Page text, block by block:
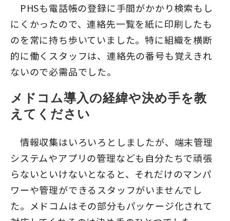
PHSも電話帳の登録に手間がかかり検索もし
にくかったので、連絡先一覧を紙に印刷したも
のを常に持ち歩いていました。特に組織を横断
的に働くスタッフは、連絡先の番号も覚えきれ
ないので必需品でした。
メドコム導入の経緯や決め手を教
えてください
情報収集はいろいろとしましたが、端末管理
システムやアプリの管理なども自分たちで頑張
らないといけないとなると、それだけのマンパ
ワーや管理ができるスタッフがいませんでし
た。メドコムはその部分もパッケージ化されて